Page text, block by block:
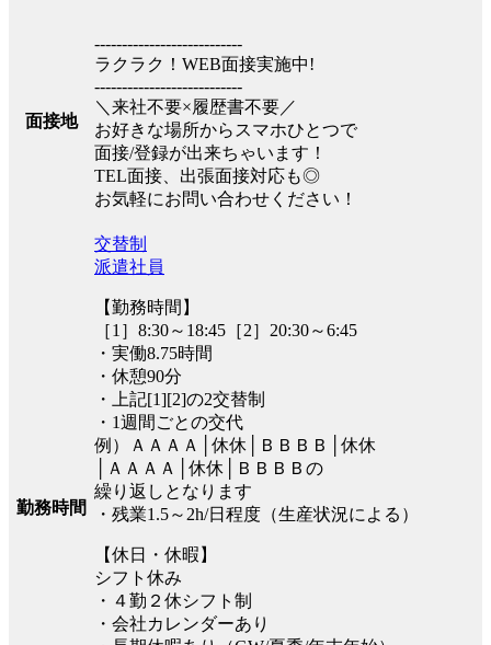
面接地
---------------------------
ラクラク！WEB面接実施中!
---------------------------
＼来社不要×履歴書不要／
お好きな場所からスマホひとつで
面接/登録が出来ちゃいます！
TEL面接、出張面接対応も◎
お気軽にお問い合わせください！
勤務時間
交替制
派遣社員
【勤務時間】
［1］8:30～18:45［2］20:30～6:45
・実働8.75時間
・休憩90分
・上記[1][2]の2交替制
・1週間ごとの交代
例）ＡＡＡＡ│休休│ＢＢＢＢ│休休
│ＡＡＡＡ│休休│ＢＢＢＢの
繰り返しとなります
・残業1.5～2h/日程度（生産状況による）
【休日・休暇】
シフト休み
・４勤２休シフト制
・会社カレンダーあり